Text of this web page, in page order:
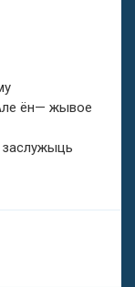
ён— жывое
заслужыць